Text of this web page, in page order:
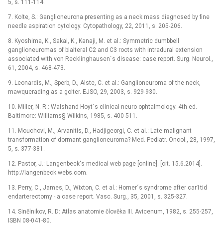
5, s. 111-114.
7. Kolte, S.: Ganglioneurona presenting as a neck mass diagnosed by fine
needle aspiration cytology. Cytopathology, 22, 2011, s. 205-206.
8. Kyoshima, K., Sakai, K., Kanaji, M. et al.: Symmetric dumbbell
ganglioneuromas of bialteral C2 and C3 roots with intradural extension
associated with von Recklinghausen´s disease: case report. Surg. Neurol.,
61, 2004, s. 468-473.
9. Leonardis, M., Sperb, D., Alste, C. et al.: Ganglioneuroma of the neck,
mawquerading as a goiter. EJSO, 29, 2003, s. 929-930.
10. Miller, N. R.: Walshand Hoyt´s clinical neuro-ophtalmology. 4th ed.
Baltimore: Williams§ Wilkins, 1985, s. 400-511.
11. Mouchovi, M., Arvanitis, D., Hadjigeorgi, C. et al.: Late malignant
transformation of dormant ganglioneuroma? Med. Pediatr. Oncol., 28, 1997,
5, s. 377-381.
12. Pastor, J.: Langenbeck‘s medical web page [online]. [cit. 15.6.2014].
http://langenbeck.webs.com.
13. Perry, C., James, D., Wixton, C. et al.: Horner´s syndrome after car1tid
endarterectomy -⁠ a case report. Vasc. Surg., 35, 2001, s. 325-327.
14. Sinělnikov, R. D: Atlas anatomie člověka III. Avicenum, 1982, s. 255-257,
ISBN 08-041-80.